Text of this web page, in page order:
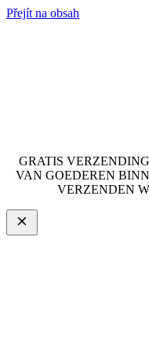
Přejít na obsah
GRATIS
VAN GOEDEREN
VERZENDEN